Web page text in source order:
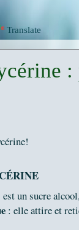
Translate
:
un sucre
: elle attire et